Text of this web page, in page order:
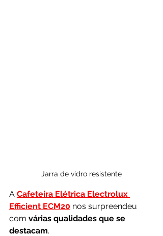
Jarra de vidro resistente
A Cafeteira Elétrica Electrolux
Efficient ECM20 nos surpreendeu
com várias qualidades que se
destacam.